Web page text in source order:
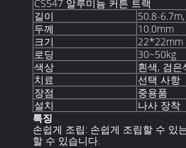
CS547 알루미늄 커튼 트랙
길이 50.8-
두께 10.0mm
크기
22*22mm
로딩
30~50kg
색상
흰색, 검
치료
선택 사항
장점 중용품
설치
나사 장착
특징
손쉽게 조립: 손쉽게 조립할 수 있
할 수 있습니다.